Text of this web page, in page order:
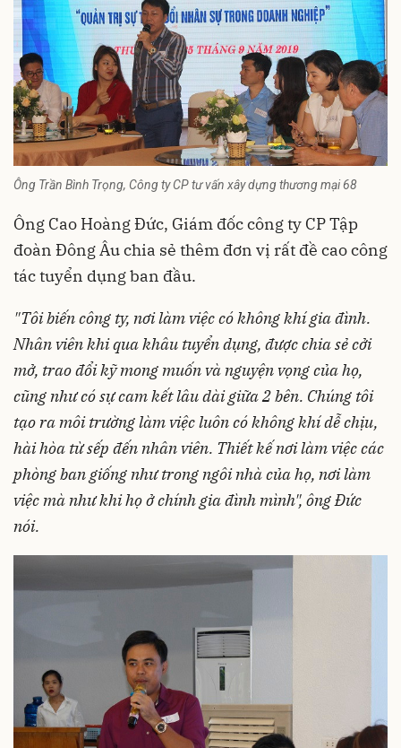
Ông Trần Bình Trọng, Công ty CP tư vấn xây dựng thương mại 68
Ông Cao Hoàng Đức, Giám đốc công ty CP Tập
đoàn Đông Âu chia sẻ thêm đơn vị rất đề cao công
tác tuyển dụng ban đầu.
"Tôi biến công ty, nơi làm việc có không khí gia đình.
Nhân viên khi qua khâu tuyển dụng, được chia sẻ cởi
mở, trao đổi kỹ mong muốn và nguyện vọng của họ,
cũng như có sự cam kết lâu dài giữa 2 bên. Chúng tôi
tạo ra môi trường làm việc luôn có không khí dễ chịu,
hài hòa từ sếp đến nhân viên. Thiết kế nơi làm việc các
phòng ban giống như trong ngôi nhà của họ, nơi làm
việc mà như khi họ ở chính gia đình mình", ông Đức
nói.